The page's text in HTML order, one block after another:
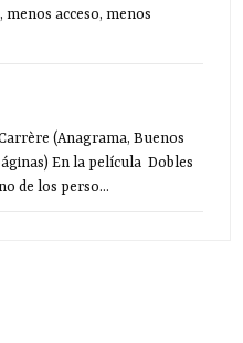
acceso, menos
(Anagrama, Buenos
En la película Dobles
de los perso...